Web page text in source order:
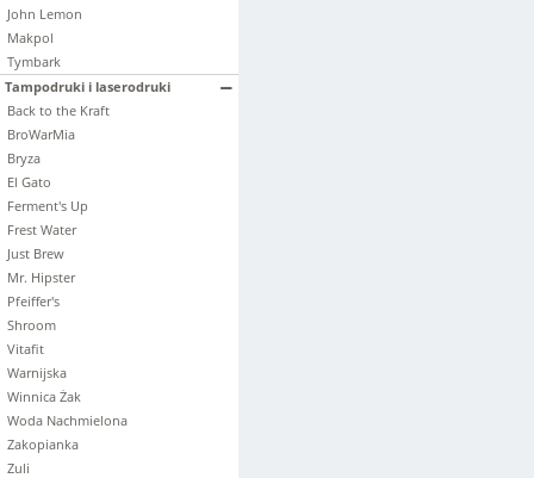
John Lemon
Makpol
Tymbark
Tampodruki i laserodruki
Back to the Kraft
BroWarMia
Bryza
El Gato
Ferment's Up
Frest Water
Just Brew
Mr. Hipster
Pfeiffer's
Shroom
Vitafit
Warnijska
Winnica Żak
Woda Nachmielona
Zakopianka
Zuli